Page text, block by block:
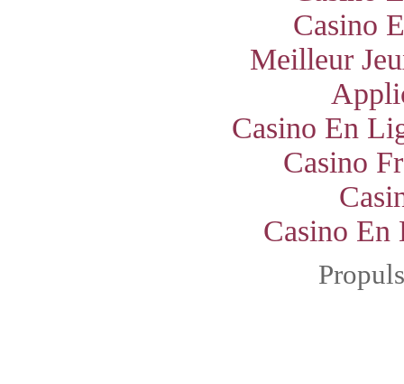
Casino
Meilleur
Casino En
Casino
Casino En